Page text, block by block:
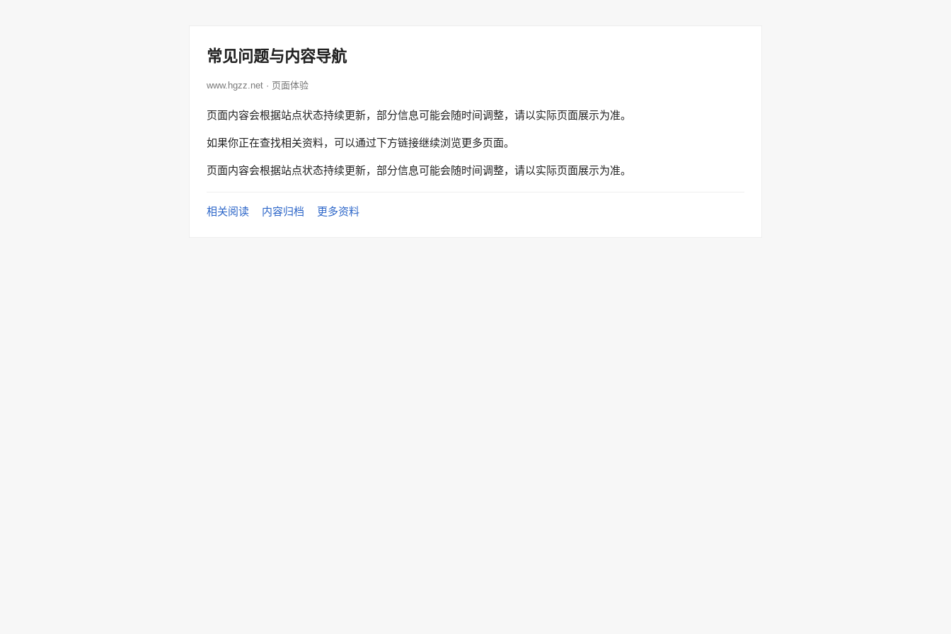
常见问题与内容导航
www.hgzz.net · 页面体验
页面内容会根据站点状态持续更新，部分信息可能会随时间调整，请以实际页面展示为准。
如果你正在查找相关资料，可以通过下方链接继续浏览更多页面。
页面内容会根据站点状态持续更新，部分信息可能会随时间调整，请以实际页面展示为准。
相关阅读 内容归档 更多资料